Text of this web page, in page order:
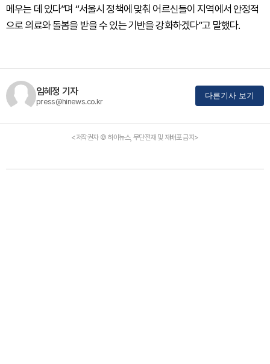
메우는 데 있다”며 “서울시 정책에 맞춰 어르신들이 지역에서 안정적
으로 의료와 돌봄을 받을 수 있는 기반을 강화하겠다”고 말했다.
임혜정 기자
press@hinews.co.kr
다른기사 보기
<저작권자 © 하이뉴스, 무단전재 및 재배포 금지>